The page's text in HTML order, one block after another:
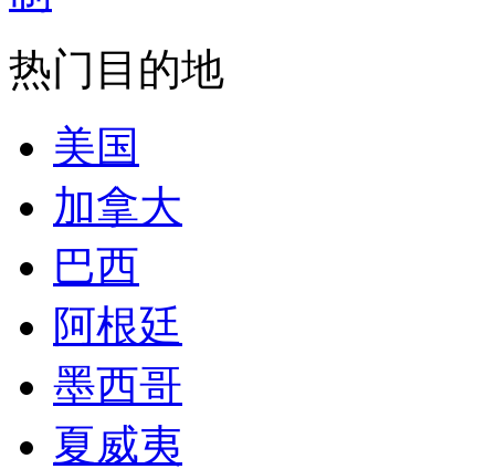
热门目的地
美国
加拿大
巴西
阿根廷
墨西哥
夏威夷